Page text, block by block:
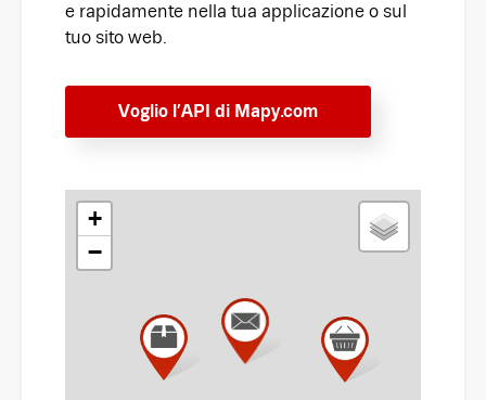
e rapidamente nella tua applicazione o sul
tuo sito web.
Voglio l’API di Mapy.com
+
−